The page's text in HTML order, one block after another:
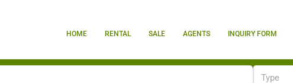
HOME RENTAL SALE AGENTS INQUIRY FORM
Type